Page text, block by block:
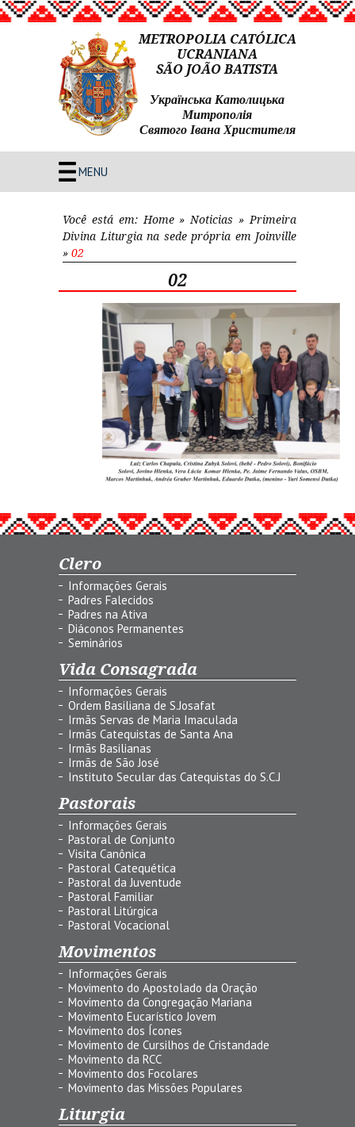
METROPOLIA CATÓLICA
UCRANIANA
SÃO JOÃO BATISTA
Українська Католицька
Митрополія
Святого Івана Христителя
MENU
Você está em: Home» Noticias » Primeira
Divina Liturgia na sede própria em Joinville
» 02
02
Clero
Informações Gerais
Padres Falecidos
Padres na Ativa
Diáconos Permanentes
Seminários
Vida Consagrada
Informações Gerais
Ordem Basiliana de S.Josafat
Irmãs Servas de Maria Imaculada
Irmãs Catequistas de Santa Ana
Irmãs Basilianas
Irmãs de São José
Instituto Secular das Catequistas do S.C.J
Pastorais
Informações Gerais
Pastoral de Conjunto
Visita Canônica
Pastoral Catequética
Pastoral da Juventude
Pastoral Familiar
Pastoral Litúrgica
Pastoral Vocacional
Movimentos
Informações Gerais
Movimento do Apostolado da Oração
Movimento da Congregação Mariana
Movimento Eucarístico Jovem
Movimento dos Ícones
Movimento de Cursilhos de Cristandade
Movimento da RCC
Movimento dos Focolares
Movimento das Missões Populares
Liturgia